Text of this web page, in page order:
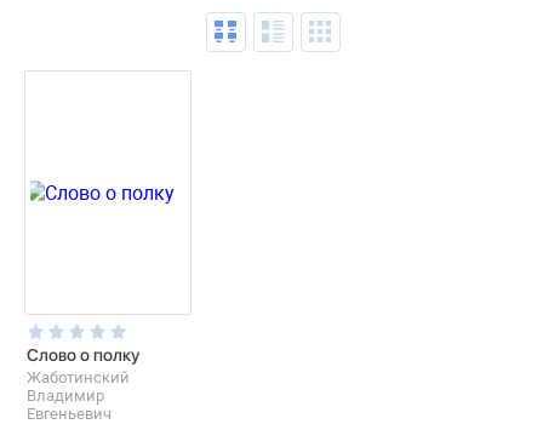
Слово о полку
Жаботинский
Владимир
Евгеньевич